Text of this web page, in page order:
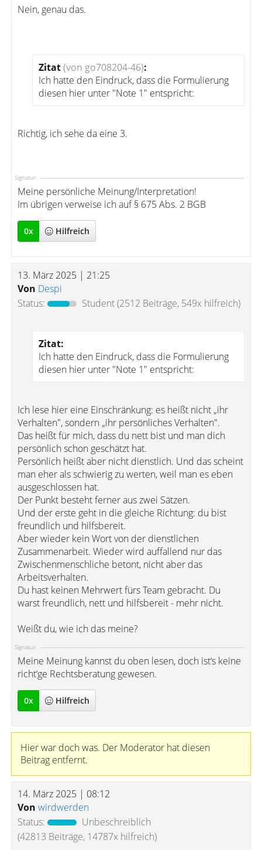
Nein, genau das.
Zitat(von go708204-46):
Ich hatte den Eindruck, dass die Formulierung
diesen hier unter "Note 1" entspricht:
Richtig, ich sehe da eine 3.
Signatur:
Meine persönliche Meinung/Interpretation!
Im übrigen verweise ich auf § 675 Abs. 2 BGB
0x Hilfreich
13. März 2025 | 21:25
Von Despi
Status:
Student(2512 Beiträge, 549x hilfreich)
Zitat:
Ich hatte den Eindruck, dass die Formulierung
diesen hier unter "Note 1" entspricht:
Ich lese hier eine Einschränkung: es heißt nicht „ihr
Verhalten", sondern „ihr persönliches Verhalten".
Das heißt für mich, dass du nett bist und man dich
persönlich schon geschätzt hat.
Persönlich heißt aber nicht dienstlich. Und das scheint
man eher als schwierig zu werten, weil man es eben
ausgeschlossen hat.
Der Punkt besteht ferner aus zwei Sätzen.
Und der erste geht in die gleiche Richtung: du bist
freundlich und hilfsbereit.
Aber wieder kein Wort von der dienstlichen
Zusammenarbeit. Wieder wird auffallend nur das
Zwischenmenschliche betont, nicht aber das
Arbeitsverhalten.
Du hast keinen Mehrwert fürs Team gebracht. Du
warst freundlich, nett und hilfsbereit - mehr nicht.
Weißt du, wie ich das meine?
Signatur:
Meine Meinung kannst du oben lesen, doch ist‘s keine
richt‘ge Rechtsberatung gewesen.
0x Hilfreich
Hier war doch was. Der Moderator hat diesen
Beitrag entfernt.
14. März 2025 | 08:12
Von wirdwerden
Status:
Unbeschreiblich
(42813 Beiträge, 14787x hilfreich)